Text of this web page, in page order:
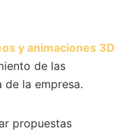
y animaciones 3D
de las
la empresa.
propuestas